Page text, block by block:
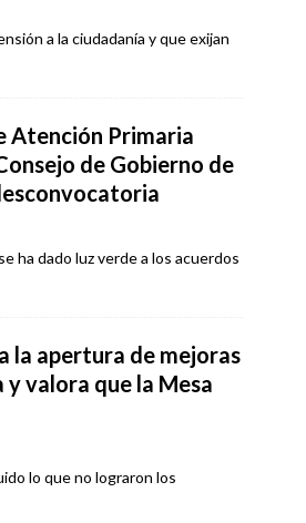
a la ciudadanía y que exijan
Atención Primaria
de Gobierno de
ha dado luz verde a los acuerdos
la apertura de mejoras
y valora que la Mesa
lo que no lograron los